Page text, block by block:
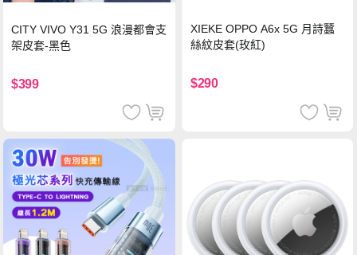
CITY VIVO Y31 5G 浪漫都會支
架皮套-黑色
$399
XIEKE OPPO A6x 5G 月詩蠶
絲紋皮套(玫紅)
$290